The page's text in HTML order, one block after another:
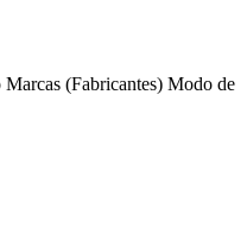
Marcas (Fabricantes) Modo de